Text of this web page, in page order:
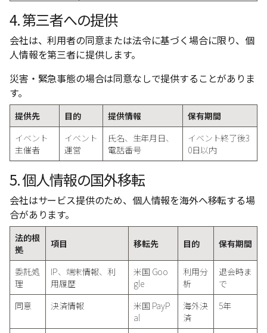
4. 第三者への提供
会社は、利用者の同意または法令に基づく場合に限り、個
人情報を第三者に提供します。
災害・緊急事態の場合は同意なしで提供することがありま
す。
提供先 目的 提供情報
保有期間
イベント
主催者
イベント
運営
氏名、生年月日、
電話番号
イベント終了後3
0日以内
5. 個人情報の国外移転
会社はサービス提供のため、個人情報を海外へ移転する場
合があります。
法的根
拠
項目 移転先 目的 保有期間
委託処
理
IP、端末情報、利
用履歴
米国 Goo
gle
利用分
析
退会時ま
で
同意
決済情報
米国 PayP
al
海外決
済
5年